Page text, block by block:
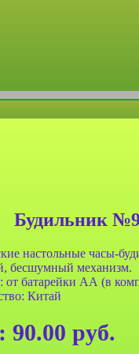
Будильник
настольные часы-
бесшумный механизм.
батарейки АА (в
Китай
90.00 руб.